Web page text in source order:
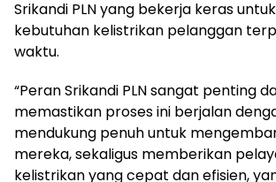
Srikandi PLN yang bekerja keras
kebutuhan kelistrikan pelanggan
waktu.
“Peran Srikandi PLN sangat penting
memastikan proses ini berjalan
mendukung penuh untuk
mereka, sekaligus memberikan
kelistrikan yang cepat dan efisien,